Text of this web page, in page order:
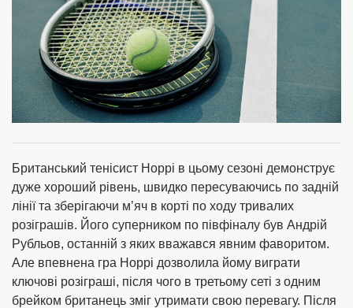
Британський тенісист Норрі в цьому сезоні демонструє
дуже хороший рівень, швидко пересуваючись по задній
лінії та зберігаючи м’яч в корті по ходу тривалих
розіграшів. Його суперником по півфіналу був Андрій
Рубльов, останній з яких вважався явним фаворитом.
Але впевнена гра Норрі дозволила йому виграти
ключові розіграші, після чого в третьому сеті з одним
брейком британець зміг утримати свою перевагу. Після